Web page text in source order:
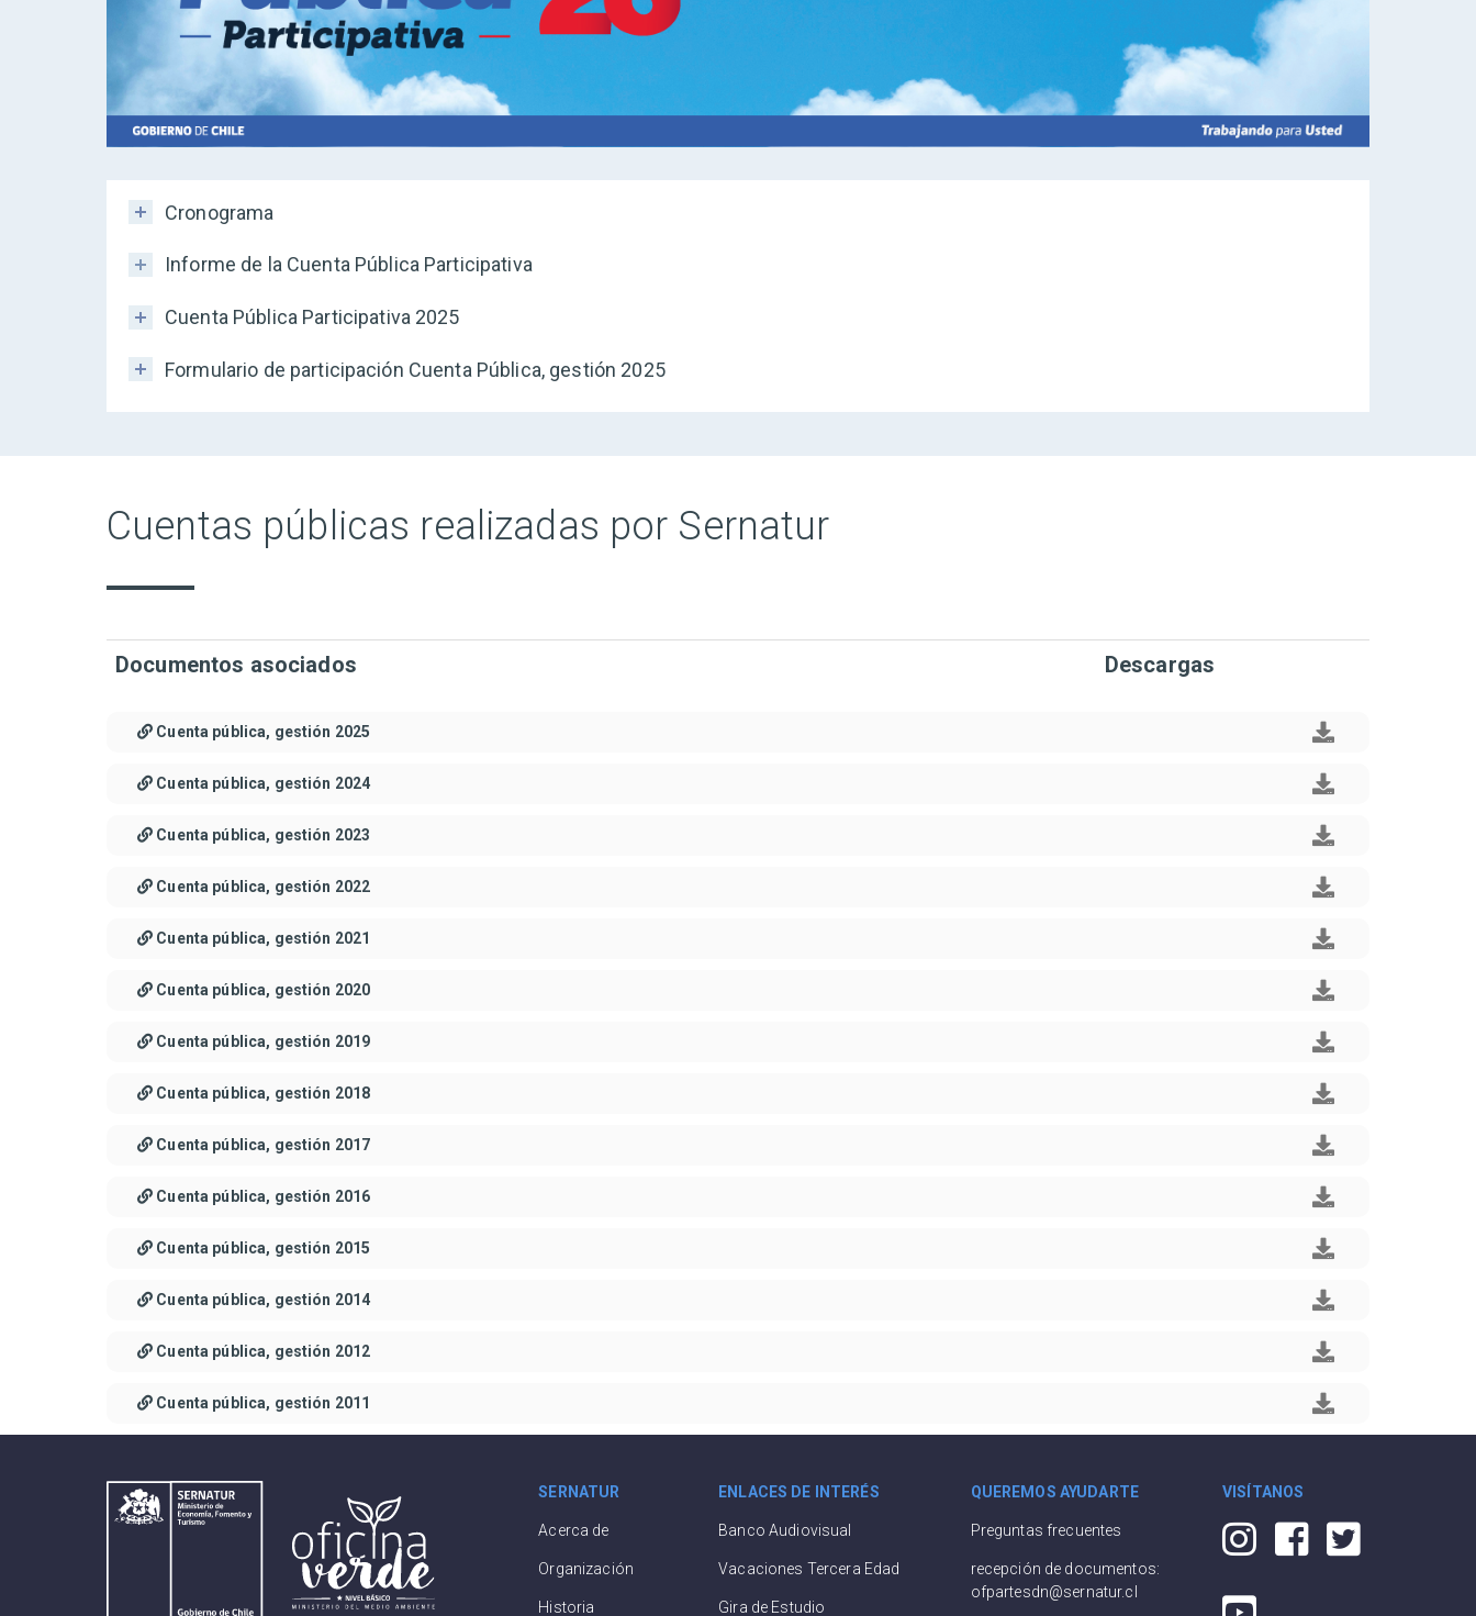
Cronograma
Informe de la Cuenta Pública Participativa
Cuenta Pública Participativa 2025
Formulario de participación Cuenta Pública, gestión 2025
Cuentas públicas realizadas por Sernatur
Documentos asociados Descargas
Cuenta pública, gestión 2025
Cuenta pública, gestión 2024
Cuenta pública, gestión 2023
Cuenta pública, gestión 2022
Cuenta pública, gestión 2021
Cuenta pública, gestión 2020
Cuenta pública, gestión 2019
Cuenta pública, gestión 2018
Cuenta pública, gestión 2017
Cuenta pública, gestión 2016
Cuenta pública, gestión 2015
Cuenta pública, gestión 2014
Cuenta pública, gestión 2012
Cuenta pública, gestión 2011
SERNATUR
Acerca de
Organización
Historia
ENLACES DE INTERÉS
Banco Audiovisual
Vacaciones Tercera Edad
Gira de Estudio
QUEREMOS AYUDARTE
Preguntas frecuentes
recepción de documentos:
ofpartesdn@sernatur.cl
VISÍTANOS